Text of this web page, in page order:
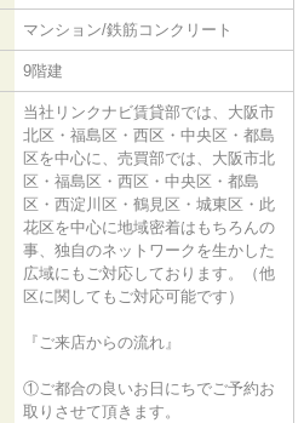
マンション/鉄筋コンクリート
9階建
当社リンクナビ賃貸部では、大阪市
北区・福島区・西区・中央区・都島
区を中心に、売買部では、大阪市北
区・福島区・西区・中央区・都島
区・西淀川区・鶴見区・城東区・此
花区を中心に地域密着はもちろんの
事、独自のネットワークを生かした
広域にもご対応しております。（他
区に関してもご対応可能です）
『ご来店からの流れ』
①ご都合の良いお日にちでご予約お
取りさせて頂きます。